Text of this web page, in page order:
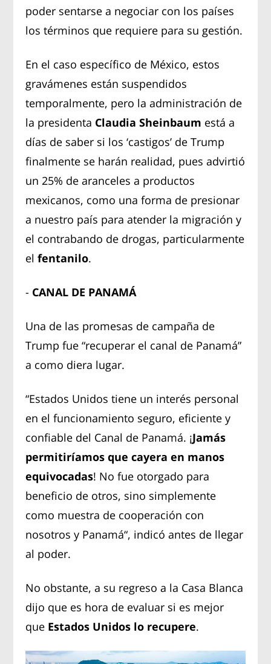
poder sentarse a negociar con los países
los términos que requiere para su gestión.
En el caso específico de México, estos
gravámenes están suspendidos
temporalmente, pero la administración de
la presidenta Claudia Sheinbaum está a
días de saber si los ‘castigos’ de Trump
finalmente se harán realidad, pues advirtió
un 25% de aranceles a productos
mexicanos, como una forma de presionar
a nuestro país para atender la migración y
el contrabando de drogas, particularmente
elfentanilo.
- CANAL DE PANAMÁ
Una de las promesas de campaña de
Trump fue “recuperar el canal de Panamá”
a como diera lugar.
“Estados Unidos tiene un interés personal
en el funcionamiento seguro, eficiente y
confiable del Canal de Panamá. ¡Jamás
permitiríamos que cayera en manos
equivocadas! No fue otorgado para
beneficio de otros, sino simplemente
como muestra de cooperación con
nosotros y Panamá“, indicó antes de llegar
al poder.
No obstante, a su regreso a la Casa Blanca
dijo que es hora de evaluar si es mejor
que Estados Unidos lo recupere.